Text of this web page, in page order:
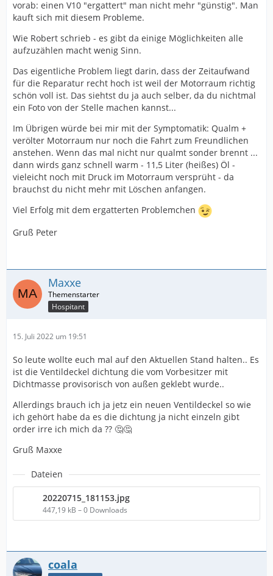
vorab: einen V10 "ergattert" man nicht mehr "günstig". Man
kauft sich mit diesem Probleme.
Wie Robert schrieb - es gibt da einige Möglichkeiten alle
aufzuzählen macht wenig Sinn.
Das eigentliche Problem liegt darin, dass der Zeitaufwand
für die Reparatur recht hoch ist weil der Motorraum richtig
schön voll ist. Das siehtst du ja auch selber, da du nichtmal
ein Foto von der Stelle machen kannst...
Im Übrigen würde bei mir mit der Symptomatik: Qualm +
verölter Motorraum nur noch die Fahrt zum Freundlichen
anstehen. Wenn das mal nicht nur qualmt sonder brennt ...
dann wirds ganz schnell warm - 11,5 Liter (heißes) Öl -
vieleicht noch mit Druck im Motorraum versprüht - da
brauchst du nicht mehr mit Löschen anfangen.
Viel Erfolg mit dem ergatterten Problemchen
Gruß Peter
Maxxe
Hospitant
15. Juli 2022 um 19:51
So leute wollte euch mal auf den Aktuellen Stand halten.. Es
ist die Ventildeckel dichtung die vom Vorbesitzer mit
Dichtmasse provisorisch von außen geklebt wurde..
Allerdings brauch ich ja jetz ein neuen Ventildeckel so wie
ich gehört habe da es die dichtung ja nicht einzeln gibt
order irre ich mich da ?? 🤔🤔
Gruß Maxxe
Dateien
20220715_181153.jpg
447,19 kB – 0 Downloads
coala